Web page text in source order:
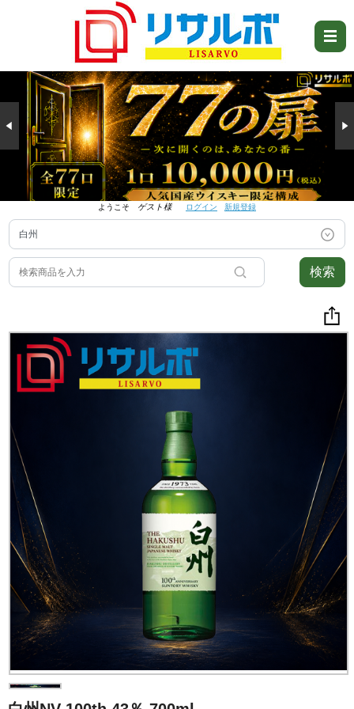
ようこそ ゲスト様 ログイン 新規登録
検索